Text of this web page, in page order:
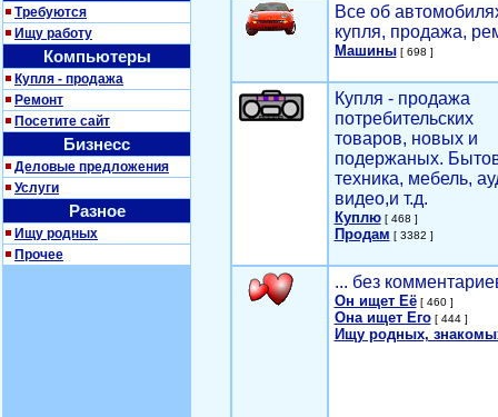
Требуются
Ищу работу
Компьютеры
Купля - продажа
Ремонт
Посетите сайт
Бизнесс
Деловые предложения
Услуги
Разное
Ищу родных
Прочее
Все об
купля, продажа,
Машины[ 698 ]
Купля - продажа
потребительских
товаров, новых и
подержаных.
техника, мебель,
видео,и т.д.
Куплю[ 468 ]
Продам [ 3382 ]
... без
Он ищет Её[ 460 ]
Она ищет Его[ 444 ]
Ищу родных,